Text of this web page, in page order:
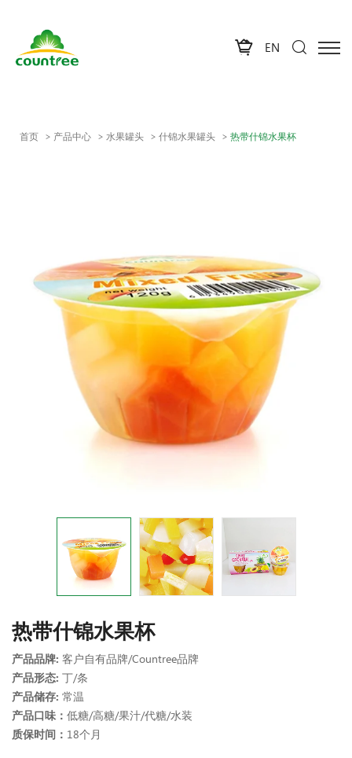
EN
首页 产品中心 水果罐头 什锦水果罐头 热带什锦水果杯
热带什锦水果杯
产品品牌: 客户自有品牌/Countree品牌
产品形态: 丁/条
产品储存: 常温
产品口味： 低糖/高糖/果汁/代糖/水装
质保时间： 18个月